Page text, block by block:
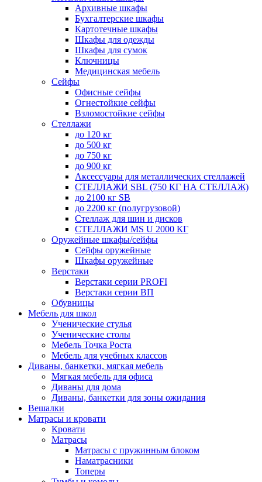
Архивные шкафы
Бухгалтерские шкафы
Картотечные шкафы
Шкафы для одежды
Шкафы для сумок
Ключницы
Медицинская мебель
Сейфы
Офисные сейфы
Огнестойкие сейфы
Взломостойкие сейфы
Стеллажи
до 120 кг
до 500 кг
до 750 кг
до 900 кг
Аксессуары для металлических стеллажей
СТЕЛЛАЖИ SBL (750 КГ НА СТЕЛЛАЖ)
до 2100 кг SB
до 2200 кг (полугрузовой)
Стеллаж для шин и дисков
СТЕЛЛАЖИ MS U 2000 КГ
Оружейные шкафы/сейфы
Сейфы оружейные
Шкафы оружейные
Верстаки
Верстаки серии PROFI
Верстаки серии ВП
Обувницы
Мебель для школ
Ученические стулья
Ученические столы
Мебель Точка Роста
Мебель для учебных классов
Диваны, банкетки, мягкая мебель
Мягкая мебель для офиса
Диваны для дома
Диваны, банкетки для зоны ожидания
Вешалки
Матрасы и кровати
Кровати
Матрасы
Матрасы с пружинным блоком
Наматрасники
Топеры